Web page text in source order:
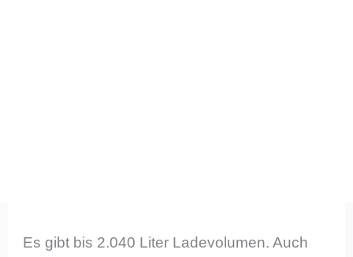
Es gibt bis 2.040 Liter Ladevolumen. Auch